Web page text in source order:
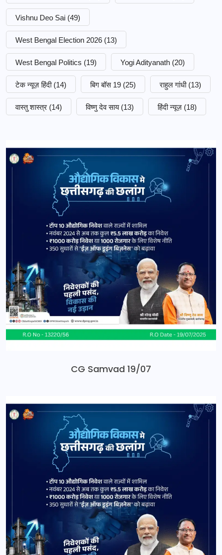
Vishnu Deo Sai (49)
West Bengal Election 2026 (13)
West Bengal Politics (19) Yogi Adityanath (20)
टेक न्यूज़ हिंदी (14) बिग बॉस 19 (25) राहुल गांधी (13)
वास्तु शास्त्र (14) विष्णु देव साय (13) हिंदी न्यूज़ (18)
CG Samvad 19/07